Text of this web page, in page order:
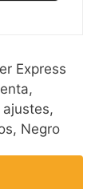
Express
Negro